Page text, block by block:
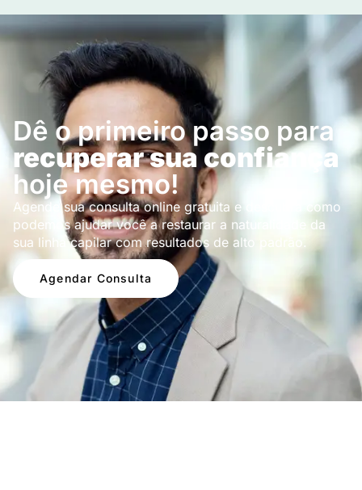
Dê o primeiro passo para
recuperar sua confiança
hoje mesmo!
Agende sua consulta online gratuita e descubra como
podemos ajudar você a restaurar a naturalidade da
sua linha capilar com resultados de alto padrão.
Agendar Consulta